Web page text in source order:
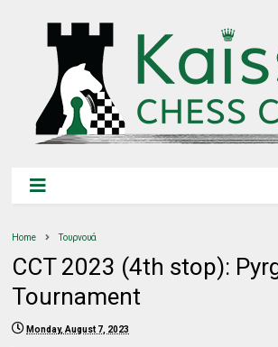
Home Τουρνουά
CCT 2023 (4th stop):
Tournament
Monday, August 7, 2023